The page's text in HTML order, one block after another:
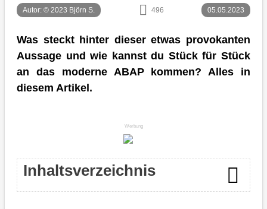
Autor: © 2023 Björn S. 496 05.05.2023
Was steckt hinter dieser etwas provokanten
Aussage und wie kannst du Stück für Stück
an das moderne ABAP kommen? Alles in
diesem Artikel.
Werbung
Inhaltsverzeichnis